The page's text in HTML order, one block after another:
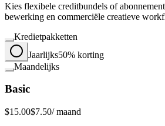
Kies flexibele creditbundels of
bewerking en commerciële creatieve
Kredietpakketten
Jaarlijks50% korting
Maandelijks
Basic
$15.00$7.50/ maand